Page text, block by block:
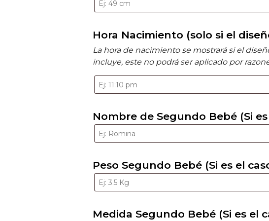
Hora Nacimiento (solo si el
La hora de nacimiento se mostrará si el
incluye, este no podrá ser aplicado por
Nombre de Segundo Bebé (Si
Peso Segundo Bebé (Si es el
Medida Segundo Bebé (Si es el